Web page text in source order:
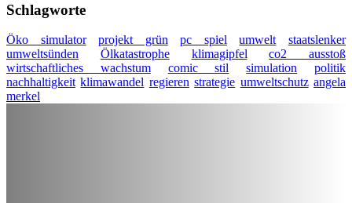
Schlagworte
Öko simulator projekt grün pc spiel umwelt
staatslenker
umweltsünden
Ölkatastrophe klimagipfel
co2 ausstoß
wirtschaftliches wachstum
comic stil simulation
politik
nachhaltigkeit klimawandel regieren strategie umweltschutz angela
merkel